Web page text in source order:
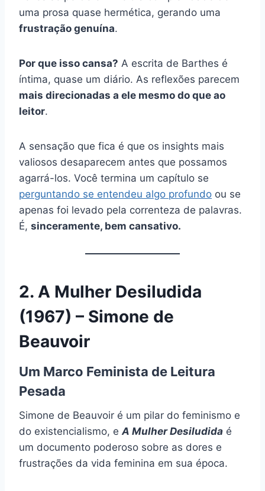
uma prosa quase hermética, gerando uma
frustração genuína.
Por que isso cansa? A escrita de Barthes é
íntima, quase um diário. As reflexões parecem
mais direcionadas a ele mesmo do que ao
leitor.
A sensação que fica é que os insights mais
valiosos desaparecem antes que possamos
agarrá-los. Você termina um capítulo se
perguntando se entendeu algo profundo ou se
apenas foi levado pela correnteza de palavras.
É, sinceramente, bem cansativo.
2. A Mulher Desiludida
(1967) – Simone de
Beauvoir
Um Marco Feminista de Leitura
Pesada
Simone de Beauvoir é um pilar do feminismo e
do existencialismo, e A Mulher Desiludida é
um documento poderoso sobre as dores e
frustrações da vida feminina em sua época.